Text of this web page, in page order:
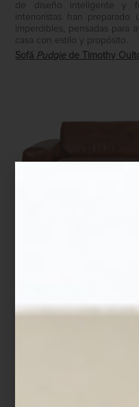
de diseño inteligente y
interioristas han preparado
imperdibles, pensadas para
casa con estilo y propósito.
Sofá Pudgie de Timothy